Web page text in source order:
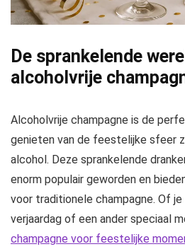
De sprankelende
alcoholvrije
Alcoholvrije champagne is de
genieten van de feestelijke sfeer
alcohol. Deze sprankelende
enorm populair geworden en
voor traditionele champagne. Of
verjaardag of een ander speciaal
champagne voor feestelijke